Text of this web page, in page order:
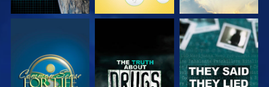
REGARDER REGARDER REGARDER